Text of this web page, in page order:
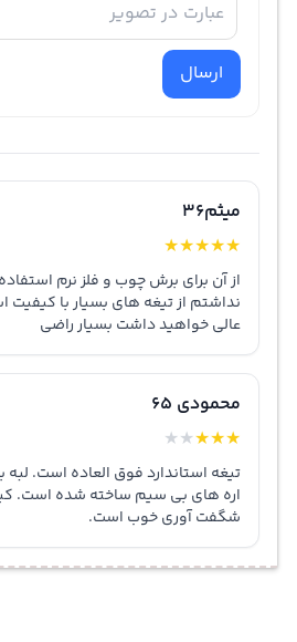
ارسال
میثم36
★
★
★
★
★
از آن برای برش چوب و فلز نرم
نداشتم از تیغه های بسیار با کیفیت
عالی خواهید داشت بسیار راضی
محمودی 65
★
★
★
★
★
تیغه استاندارد فوق العاده است.
اره های بی سیم ساخته شده است.
شگفت آوری خوب است.